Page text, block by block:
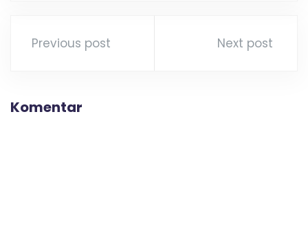
Previous post Next post
Komentar